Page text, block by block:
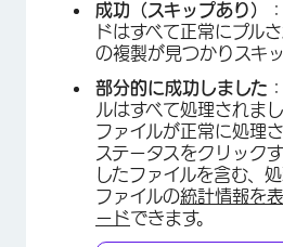
成功（スキップあり）
ドはすべて正常にプル
の複製が見つかりスキ
部分的に成功しました
ルはすべて処理されま
ファイルが正常に処理
ステータスをクリック
したファイルを含む、
ファイルの統計情報を
ードできます。